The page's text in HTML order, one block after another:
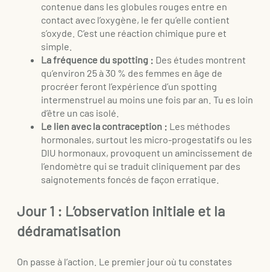
contenue dans les globules rouges entre en
contact avec l’oxygène, le fer qu’elle contient
s’oxyde. C’est une réaction chimique pure et
simple.
La fréquence du spotting : Des études montrent
qu’environ 25 à 30 % des femmes en âge de
procréer feront l’expérience d’un spotting
intermenstruel au moins une fois par an. Tu es loin
d’être un cas isolé.
Le lien avec la contraception : Les méthodes
hormonales, surtout les micro-progestatifs ou les
DIU hormonaux, provoquent un amincissement de
l’endomètre qui se traduit cliniquement par des
saignotements foncés de façon erratique.
Jour 1 : L’observation initiale et la
dédramatisation
On passe à l’action. Le premier jour où tu constates